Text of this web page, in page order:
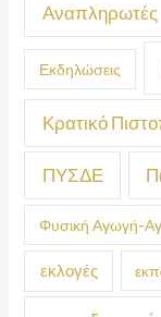
Αναπληρωτές
Εκδηλώσεις
Κρατικό
ΠΥΣΔΕ
Φυσική Αγωγή-
εκλογές